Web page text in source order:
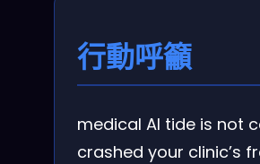
行動呼籲
medical AI tide is not
crashed your clinic’s